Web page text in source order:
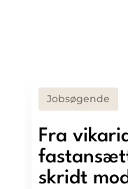
Jobsøgende
Fra
skridt